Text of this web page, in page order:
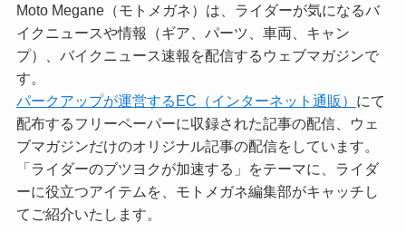
Moto Megane（モトメガネ）は、ライダーが気になるバ
イクニュースや情報（ギア、パーツ、車両、キャン
プ）、バイクニュース速報を配信するウェブマガジンで
す。
パークアップが運営するEC（インターネット通販） にて
配布するフリーペーパーに収録された記事の配信、ウェ
ブマガジンだけのオリジナル記事の配信をしています。
「ライダーのブツヨクが加速する」をテーマに、ライダ
ーに役立つアイテムを、モトメガネ編集部がキャッチし
てご紹介いたします。